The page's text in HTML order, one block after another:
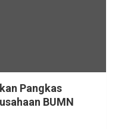
Pangkas
BUMN